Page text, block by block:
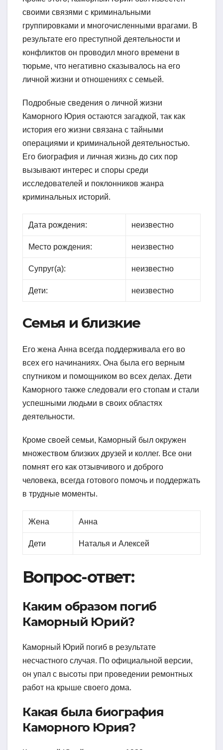
своими связями с криминальными
группировками и многочисленными врагами. В
результате его преступной деятельности и
конфликтов он проводил много времени в
тюрьме, что негативно сказывалось на его
личной жизни и отношениях с семьей.
Подробные сведения о личной жизни
Каморного Юрия остаются загадкой, так как
история его жизни связана с тайными
операциями и криминальной деятельностью.
Его биография и личная жизнь до сих пор
вызывают интерес и споры среди
исследователей и поклонников жанра
криминальных историй.
Дата рождения: неизвестно
Место рождения: неизвестно
Супруг(а): неизвестно
Дети: неизвестно
Семья и близкие
Его жена Анна всегда поддерживала его во
всех его начинаниях. Она была его верным
спутником и помощником во всех делах. Дети
Каморного также следовали его стопам и стали
успешными людьми в своих областях
деятельности.
Кроме своей семьи, Каморный был окружен
множеством близких друзей и коллег. Все они
помнят его как отзывчивого и доброго
человека, всегда готового помочь и поддержать
в трудные моменты.
Жена Анна
Дети Наталья и Алексей
Вопрос-ответ:
Каким образом погиб
Каморный Юрий?
Каморный Юрий погиб в результате
несчастного случая. По официальной версии,
он упал с высоты при проведении ремонтных
работ на крыше своего дома.
Какая была биография
Каморного Юрия?